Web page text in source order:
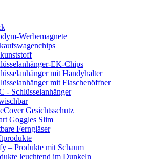
Werbemagnete
EK-Chips
mit Handyhalter
mit Flaschenöffner
- Schlüsselanhänger
Gesichtsschutz
Goggles Slim
Ferngläser
– Produkte mit Schaum
leuchtend im Dunkeln